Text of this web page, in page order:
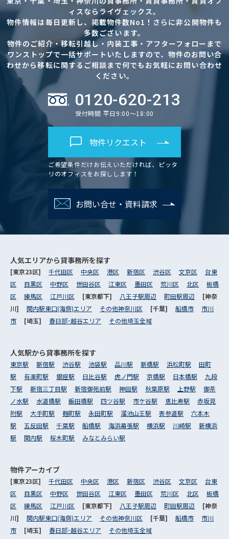
ィスならライヴェックス。
物件情報は毎日更新し、掲載物件数No1！さらに非公開物件も
多数ございます。
物件のご紹介・移転引越し・内装工事・アフターフォローまで
ワンストップで一括サポートいたしますので、物件のお問い合
わせから移転に関するご相談まで何でもお気軽にお問い合わせ
ください。
0120-620-213
受付時間 平日9:00～18:00
物件リクエスト
ご希望条件だけお伝えいただければ、ピッタ
リのオフィスをお探しします！
お問い合せ・資料請求
人気エリアから貸事務所を探す
[東京23区] 千代田区 中央区 港区 新宿区 渋谷区 文京区
台東
区
目黒区 中野区 世田谷区 江東区 墨田区 荒川区 北区
板橋
区
練馬区 江戸川区 [東京都下] 八王子駅周辺 町田駅周辺
[神奈
川] 関内駅東口(海側)エリア その他神奈川区 [千葉] 船橋市
市川
市
[埼玉] 春日部･越谷エリア その他埼玉全域
人気駅から貸事務所を探す
東京駅 新宿駅 渋谷駅 池袋駅 品川駅 新橋駅 浜松町駅
田町
駅
有楽町駅 銀座駅 日比谷駅 虎ノ門駅 京橋駅 日本橋駅
九段
下駅
新宿三丁目駅 新宿御苑前駅 神田駅 秋葉原駅 上野駅
御茶
ノ水駅
水道橋駅 飯田橋駅 四ツ谷駅 市ケ谷駅 恵比寿駅
赤坂見
附駅
大手町駅 麹町駅 永田町駅 溜池山王駅 表参道駅
六本木
駅
五反田駅 千葉駅 船橋駅 海浜幕張駅 横浜駅 川崎駅
新横浜
駅
関内駅 桜木町駅 みなとみらい駅
物件アーカイブ
[東京23区] 千代田区 中央区 港区 新宿区 渋谷区 文京区
台東
区
目黒区 中野区 世田谷区 江東区 墨田区 荒川区 北区
板橋
区
練馬区 江戸川区 [東京都下] 八王子駅周辺 町田駅周辺
[神奈
川] 関内駅東口(海側)エリア その他神奈川区 [千葉] 船橋市
市川
市
[埼玉] 春日部･越谷エリア その他埼玉全域